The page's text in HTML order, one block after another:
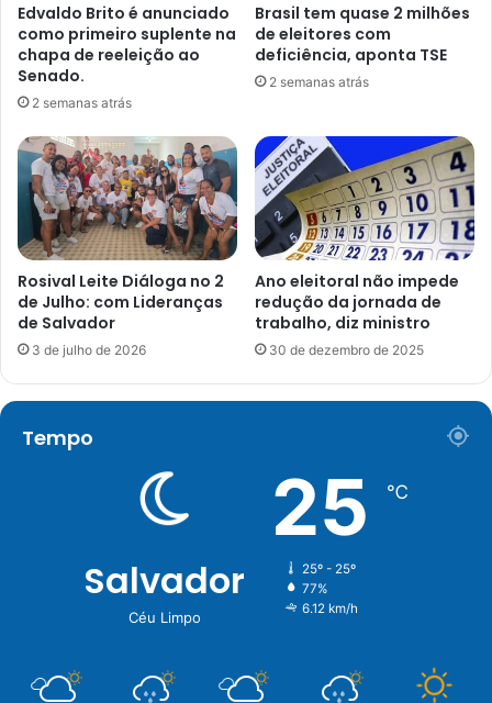
Edvaldo Brito é anunciado
como primeiro suplente na
chapa de reeleição ao
Senado.
2 semanas atrás
Brasil tem quase 2 milhões
de eleitores com
deficiência, aponta TSE
2 semanas atrás
Rosival Leite Diáloga no 2
de Julho: com Lideranças
de Salvador
3 de julho de 2026
Ano eleitoral não impede
redução da jornada de
trabalho, diz ministro
30 de dezembro de 2025
Tempo
Salvador
Céu Limpo
25 ℃
25º - 25º
77%
6.12 km/h